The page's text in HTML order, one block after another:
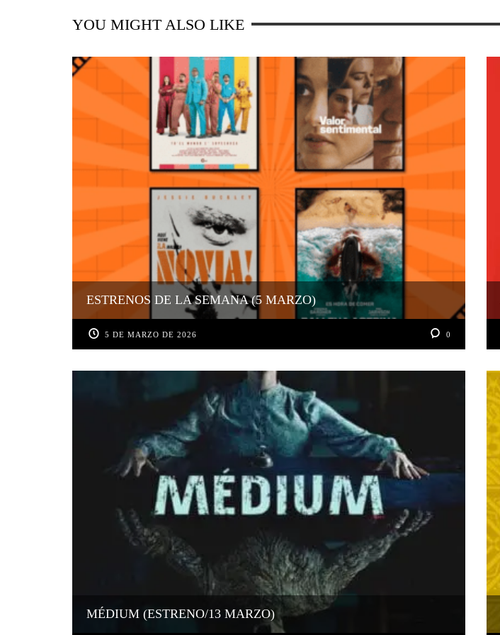
YOU MIGHT ALSO LIKE
ESTRENOS DE LA SEMANA (5 MARZO)
5 DE MARZO DE 2026 0
MÉDIUM (ESTRENO/13 MARZO)